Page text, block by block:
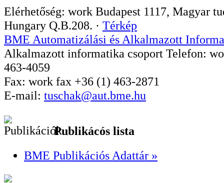
Elérhetőség: work Budapest 1117, Magyar
Hungary Q.B.208. · Térkép
BME Automatizálási és Alkalmazott
Alkalmazott informatika csoport Telefon:
463-4059
Fax: work fax +36 (1) 463-2871
E-mail: tuschak@aut.bme.hu
Publikácós lista
BME Publikációs Adattár »